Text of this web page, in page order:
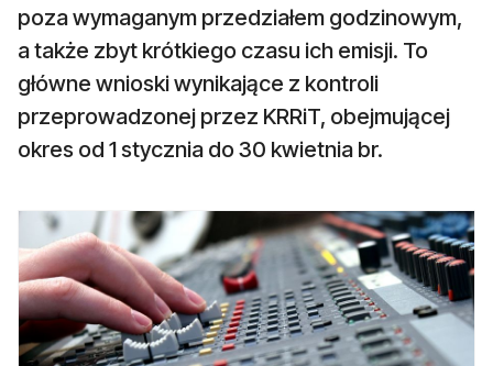
poza wymaganym przedziałem godzinowym,
a także zbyt krótkiego czasu ich emisji. To
główne wnioski wynikające z kontroli
przeprowadzonej przez KRRiT, obejmującej
okres od 1 stycznia do 30 kwietnia br.